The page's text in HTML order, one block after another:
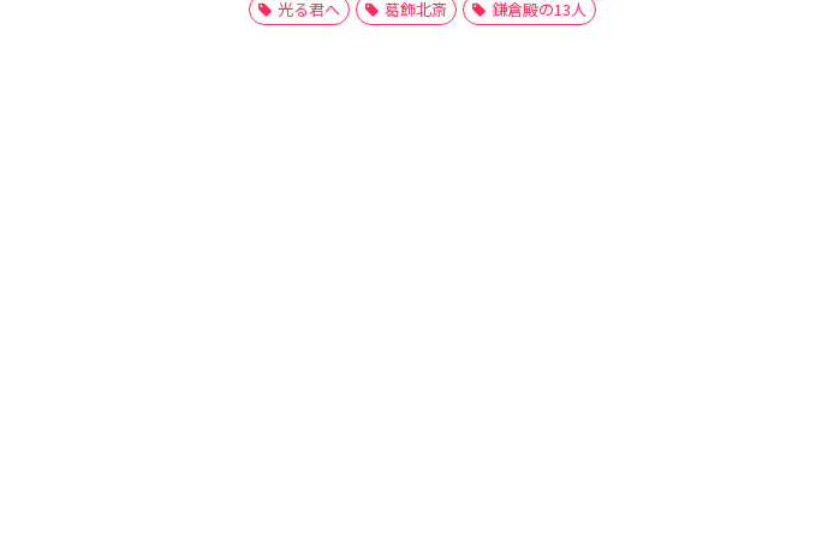
光る君へ 葛飾北斎 鎌倉殿の13人